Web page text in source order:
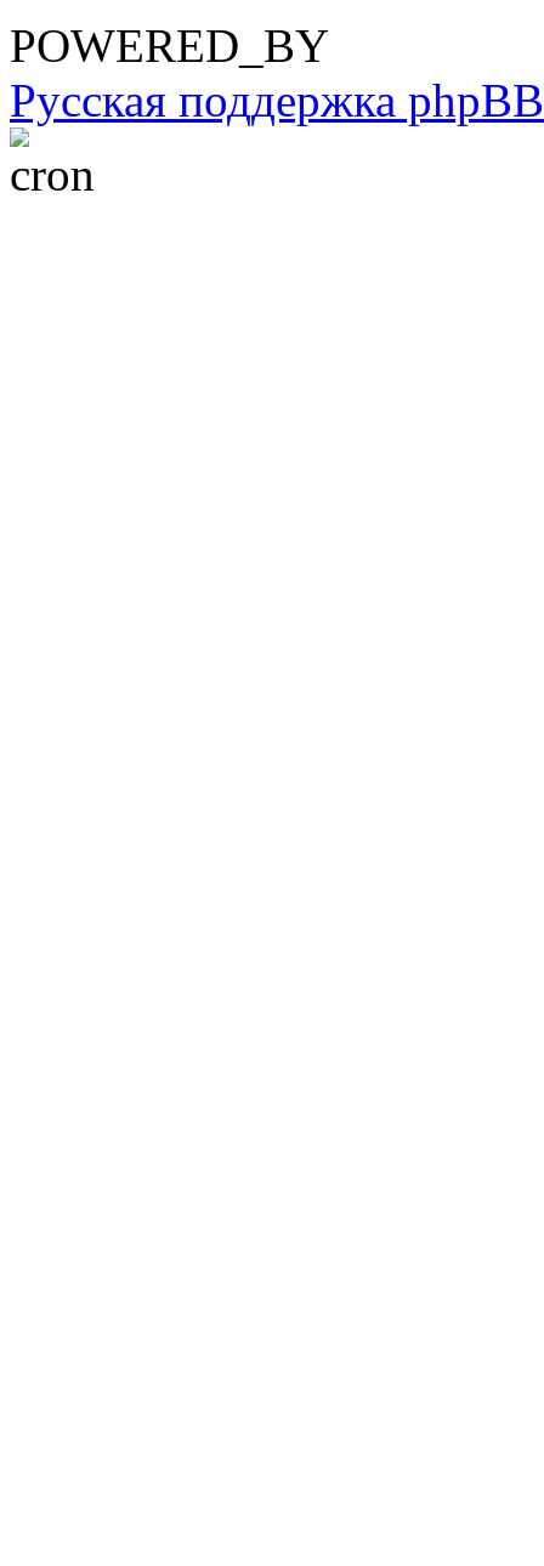
POWERED_BY
Русская поддержка phpBB